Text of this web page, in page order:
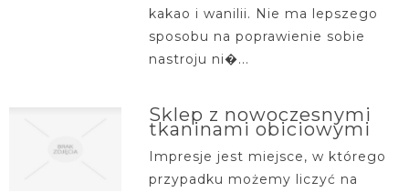
kakao i wanilii. Nie ma lepszego
sposobu na poprawienie sobie
nastroju ni�...
Sklep z nowoczesnymi
tkaninami obiciowymi
Impresje jest miejsce, w którego
przypadku możemy liczyć na